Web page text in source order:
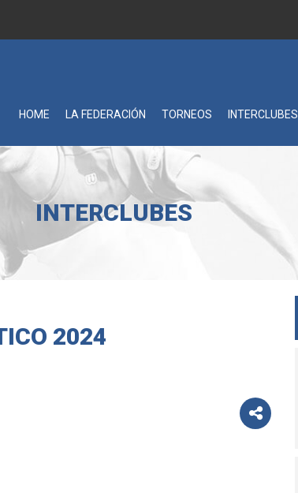
HOME LA FEDERACIÓN TORNEOS INTERCLUBES
INTERCLUBES
2024